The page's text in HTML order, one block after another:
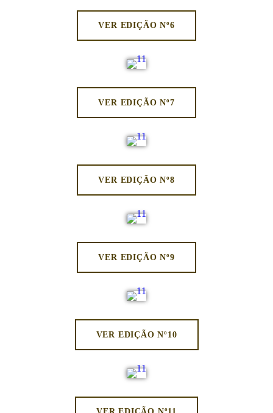
VER EDIÇÃO Nº6
VER EDIÇÃO Nº7
VER EDIÇÃO Nº8
VER EDIÇÃO Nº9
VER EDIÇÃO Nº10